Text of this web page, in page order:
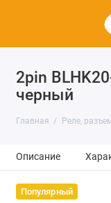
2pin
черный
Главная Реле,
Описание
Популярный